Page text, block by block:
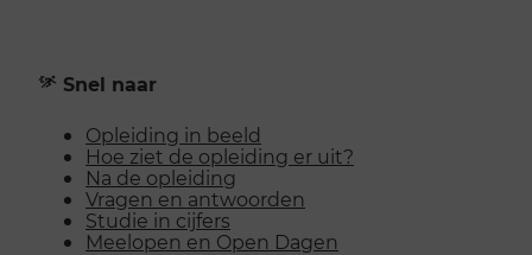
Snel naar
Opleiding in beeld
Hoe ziet de opleiding er uit?
Na de opleiding
Vragen en antwoorden
Studie in cijfers
Meelopen en Open Dagen